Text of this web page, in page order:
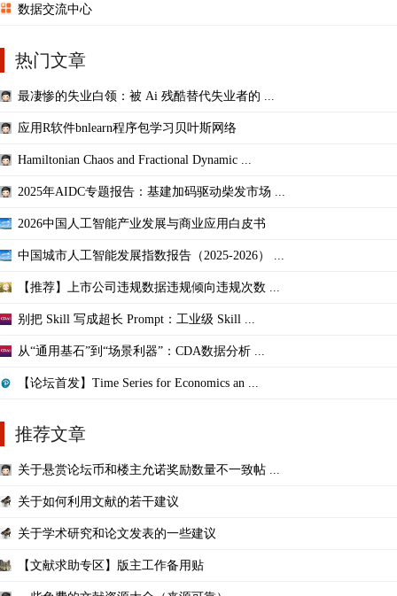
数据交流中心
热门文章
最凄惨的失业白领：被 Ai 残酷替代失业者的 ...
应用R软件bnlearn程序包学习贝叶斯网络
Hamiltonian Chaos and Fractional Dynamic ...
2025年AIDC专题报告：基建加码驱动柴发市场 ...
2026中国人工智能产业发展与商业应用白皮书
中国城市人工智能发展指数报告（2025-2026） ...
【推荐】上市公司违规数据违规倾向违规次数 ...
别把 Skill 写成超长 Prompt：工业级 Skill ...
从“通用基石”到“场景利器”：CDA数据分析 ...
【论坛首发】Time Series for Economics an ...
推荐文章
关于悬赏论坛币和楼主允诺奖励数量不一致帖 ...
关于如何利用文献的若干建议
关于学术研究和论文发表的一些建议
【文献求助专区】版主工作备用贴